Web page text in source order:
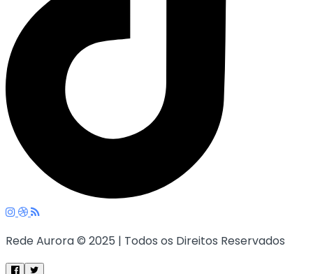
Rede Aurora © 2025 | Todos os Direitos Reservados